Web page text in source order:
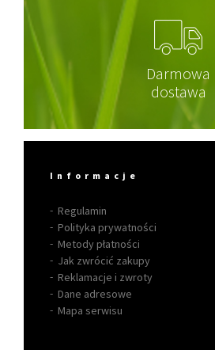
Darmowa
dostawa
Informacje
Regulamin
Polityka prywatności
Metody płatności
Jak zwrócić zakupy
Reklamacje i zwroty
Dane adresowe
Mapa serwisu